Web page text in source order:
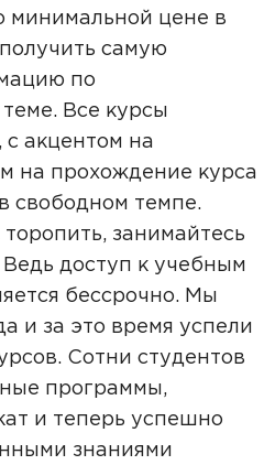
минимальной цене в
самую
по
Все курсы
с акцентом на
на прохождение курса
свободном темпе.
занимайтесь
доступ к учебным
бессрочно. Мы
и за это время успели
Сотни студентов
программы,
и теперь успешно
знаниями